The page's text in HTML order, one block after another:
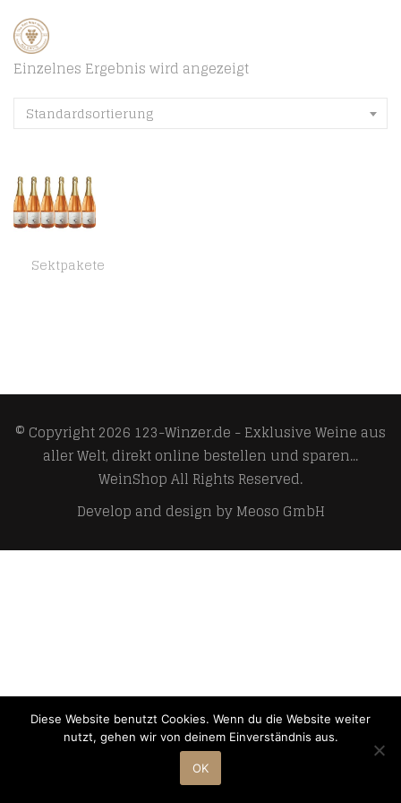
Einzelnes Ergebnis wird angezeigt
Standardsortierung
Sektpakete
© Copyright 2026 123-Winzer.de - Exklusive Weine aus
aller Welt, direkt online bestellen und sparen...
WeinShopAll Rights Reserved.
Develop and design byMeoso GmbH
Diese Website benutzt Cookies. Wenn du die Website weiter
nutzt, gehen wir von deinem Einverständnis aus.
OK